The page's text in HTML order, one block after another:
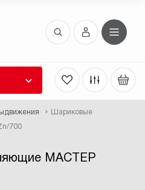
Шариковые
700
МАСТЕР